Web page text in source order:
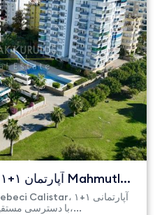
با دسترسی مستقیم به دریا و کاملاً مبله. استخر، سونا،...